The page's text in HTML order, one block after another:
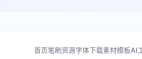
首页笔刷资源字体下载素材模板AI